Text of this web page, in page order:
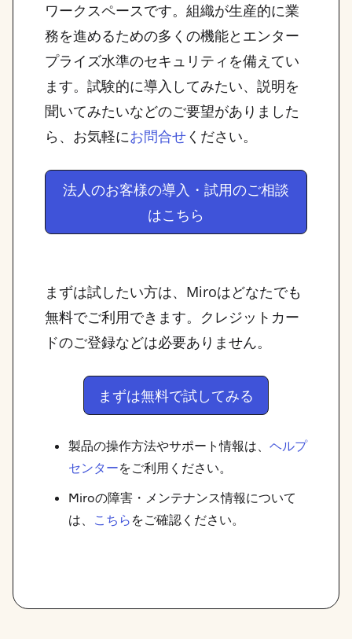
ワークスペースです。組織が生産的に業
務を進めるための多くの機能とエンター
プライズ水準のセキュリティを備えてい
ます。試験的に導入してみたい、説明を
聞いてみたいなどのご要望がありました
ら、お気軽にお問合せください。
法人のお客様の導入・試用のご相談
はこちら
まずは試したい方は、Miroはどなたでも
無料でご利用できます。クレジットカー
ドのご登録などは必要ありません。
まずは無料で試してみる
製品の操作方法やサポート情報は、 ヘルプ
センターをご利用ください。
Miroの障害・メンテナンス情報について
は、 こちら をご確認ください。